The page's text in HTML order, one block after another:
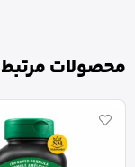
محصولات مرتبط